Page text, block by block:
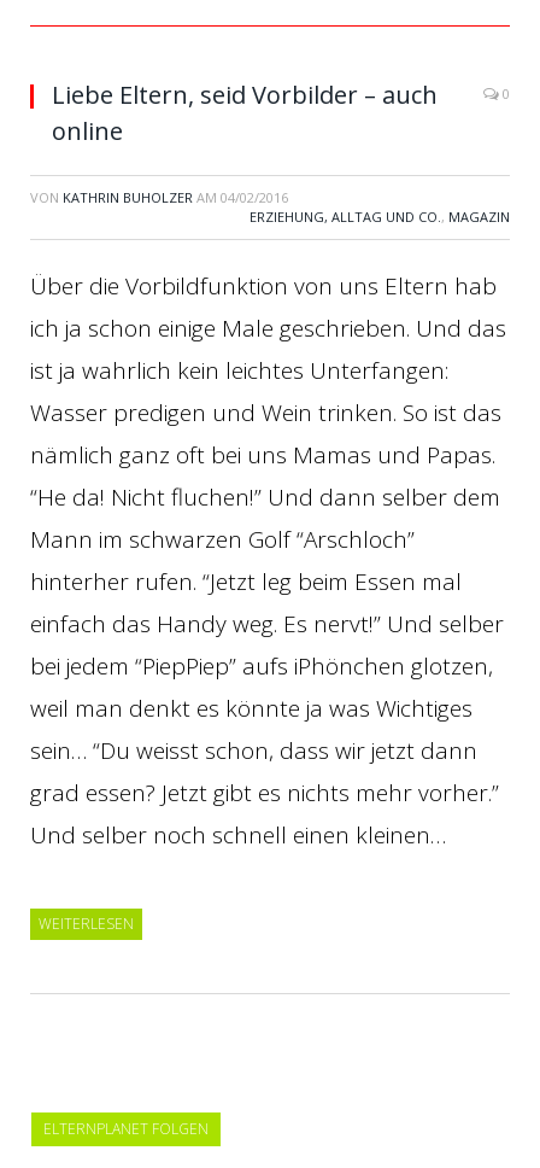
Liebe Eltern, seid Vorbilder – auch
online
0
VON KATHRIN BUHOLZER AM 04/02/2016
ERZIEHUNG, ALLTAG UND CO., MAGAZIN
Über die Vorbildfunktion von uns Eltern hab
ich ja schon einige Male geschrieben. Und das
ist ja wahrlich kein leichtes Unterfangen:
Wasser predigen und Wein trinken. So ist das
nämlich ganz oft bei uns Mamas und Papas.
“He da! Nicht fluchen!” Und dann selber dem
Mann im schwarzen Golf “Arschloch”
hinterher rufen. “Jetzt leg beim Essen mal
einfach das Handy weg. Es nervt!” Und selber
bei jedem “PiepPiep” aufs iPhönchen glotzen,
weil man denkt es könnte ja was Wichtiges
sein… “Du weisst schon, dass wir jetzt dann
grad essen? Jetzt gibt es nichts mehr vorher.”
Und selber noch schnell einen kleinen…
WEITERLESEN
ELTERNPLANET FOLGEN